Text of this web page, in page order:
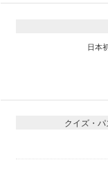
日本
クイズ・